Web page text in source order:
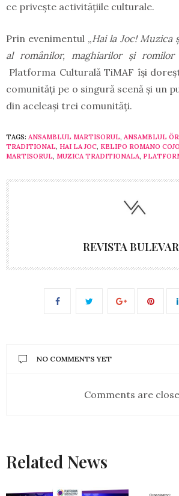
ce privește activitățiile culturale.
Prin evenimentul „Hai la Joc! Muzica
al românilor, maghiarilor și romilor
Platforma Culturală TiMAF își
comunități pe o singură scenă și un
din aceleași trei comunități.
TAGS: ANSAMBLUL MARTISORUL, ANSAMBLUL
TRADITIONAL, HAI LA JOC, KELIPO ROMANO
MARTISORUL, MUZICA TRADITIONALA,
REVISTA
NO COMMENTS YET
Comments are
Related News